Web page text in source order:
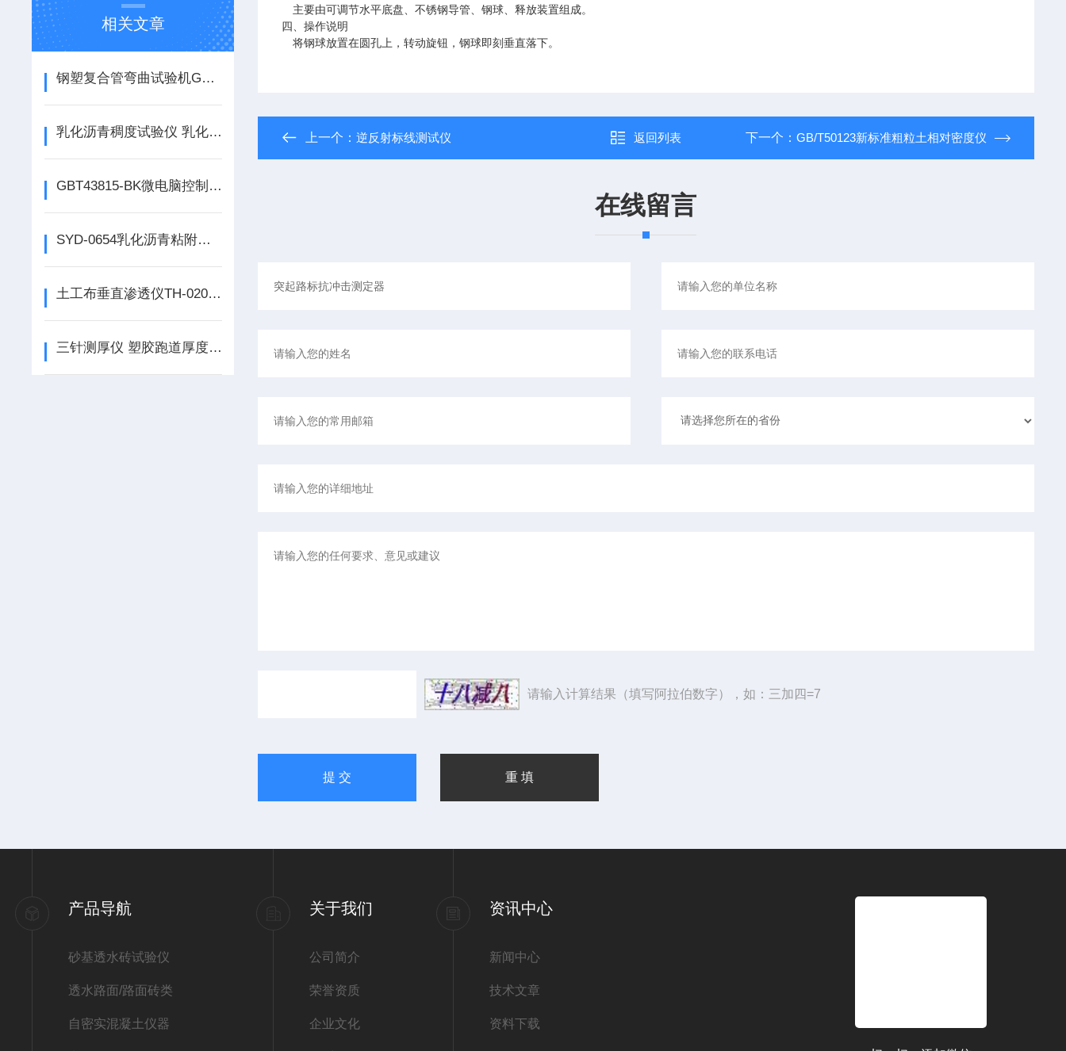
相关文章
钢塑复合管弯曲试验机GBT28897-2012使用说明
乳化沥青稠度试验仪 乳化沥青稠度仪的使用说明
GBT43815-BK微电脑控制电工套管压力试验机电工套管压力试验机如何使
SYD-0654乳化沥青粘附性试验仪如何使用
土工布垂直渗透仪TH-020G如何使用
三针测厚仪 塑胶跑道厚度测定仪的使用说明
主要由可调节水平底盘、不锈钢导管、钢球、释放装置组成。
四、操作说明
将钢球放置在圆孔上，转动旋钮，钢球即刻垂直落下。
上一个：逆反射标线测试仪 返回列表 下一个： GB/T50123新标准粗粒土相对密度仪
在线留言
请输入计算结果（填写阿拉伯数字），如：三加四=7
产品导航
砂基透水砖试验仪
透水路面/路面砖类
自密实混凝土仪器
关于我们
公司简介
荣誉资质
企业文化
资讯中心
新闻中心
技术文章
资料下载